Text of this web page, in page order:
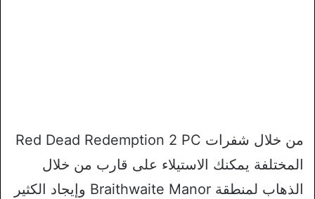
من خلال شفرات Red Dead Redemption 2 PC
المختلفة يمكنك الاستيلاء على قارب من خلال
الذهاب لمنطقة Braithwaite Manor وإيجاد الكثير